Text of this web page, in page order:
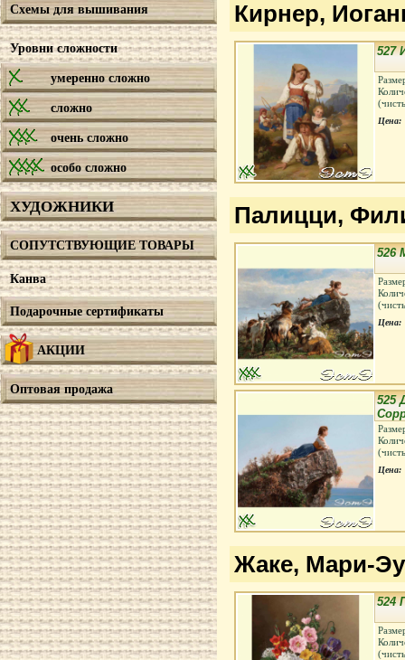
Схемы для вышивания
Уровни сложности
умеренно сложно
сложно
очень сложно
особо сложно
ХУДОЖНИКИ
СОПУТСТВУЮЩИЕ ТОВАРЫ
Канва
Подарочные сертификаты
АКЦИИ
Оптовая продажа
Кирнер,
527
Цена:
Палицци,
526
Цена:
525
Цена:
Жаке, Мари-
524